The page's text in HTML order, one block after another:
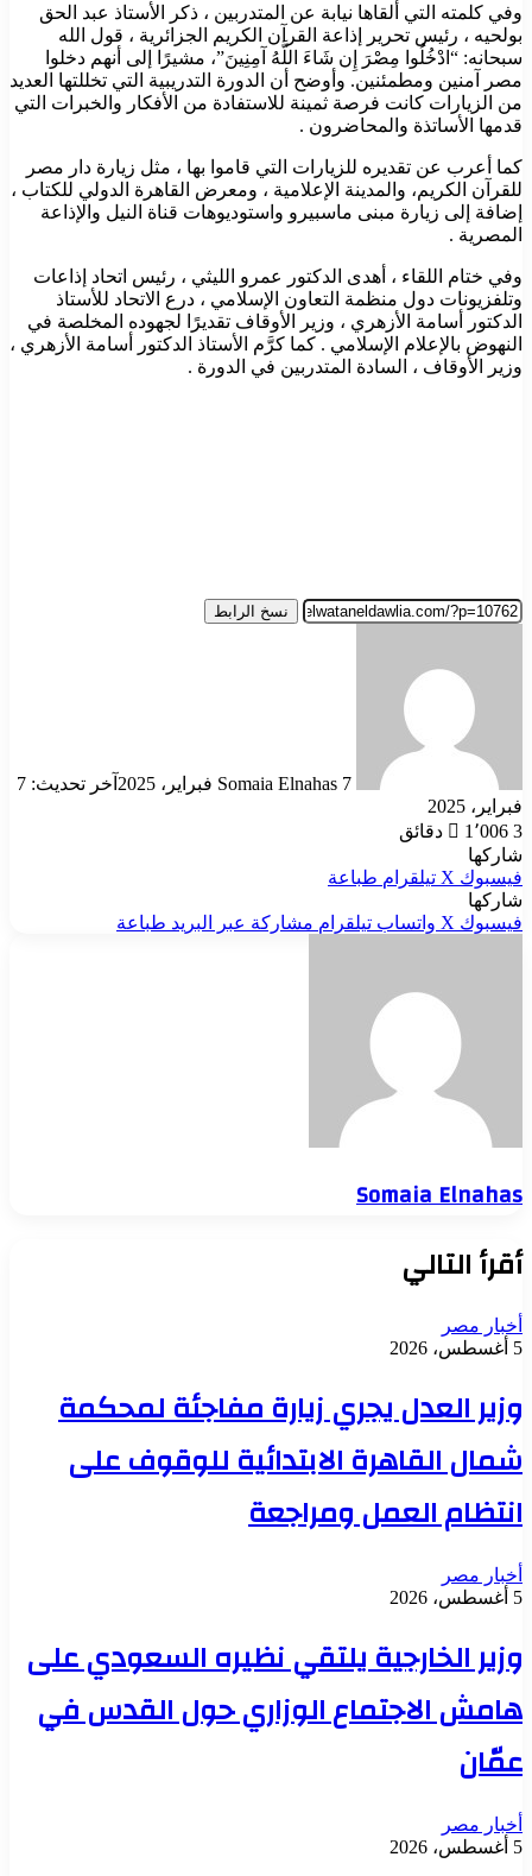
وفي كلمته التي ألقاها نيابة عن المتدربين ، ذكر الأستاذ عبد الحق
بولحيه ، رئيس تحرير إذاعة القرآن الكريم الجزائرية ، قول الله
سبحانه: “ادْخُلُوا مِصْرَ إِن شَاءَ اللَّهُ آمِنِينَ”، مشيرًا إلى أنهم دخلوا
مصر آمنين ومطمئنين. وأوضح أن الدورة التدريبية التي تخللتها العديد
من الزيارات كانت فرصة ثمينة للاستفادة من الأفكار والخبرات التي
قدمها الأساتذة والمحاضرون .
كما أعرب عن تقديره للزيارات التي قاموا بها ، مثل زيارة دار مصر
للقرآن الكريم، والمدينة الإعلامية ، ومعرض القاهرة الدولي للكتاب ،
إضافة إلى زيارة مبنى ماسبيرو واستوديوهات قناة النيل والإذاعة
المصرية .
وفي ختام اللقاء ، أهدى الدكتور عمرو الليثي ، رئيس اتحاد إذاعات
وتلفزيونات دول منظمة التعاون الإسلامي ، درع الاتحاد للأستاذ
الدكتور أسامة الأزهري ، وزير الأوقاف تقديرًا لجهوده المخلصة في
النهوض بالإعلام الإسلامي . كما كرَّم الأستاذ الدكتور أسامة الأزهري ،
وزير الأوقاف ، السادة المتدربين في الدورة .
نسخ الرابط
Somaia Elnahas 7 فبراير، 2025
آخر تحديث: 7
فبراير، 2025
1٬006 3 دقائق
شاركها
فيسبوك ‫X تيلقرام طباعة
شاركها
فيسبوك ‫X واتساب تيلقرام مشاركة عبر البريد طباعة
Somaia Elnahas
أقرأ التالي
أخبار مصر
5 أغسطس، 2026
وزير العدل يجري زيارة مفاجئة لمحكمة
شمال القاهرة الابتدائية للوقوف على
انتظام العمل ومراجعة
أخبار مصر
5 أغسطس، 2026
وزير الخارجية يلتقي نظيره السعودي على
هامش الاجتماع الوزاري حول القدس في
عمّان
أخبار مصر
5 أغسطس، 2026